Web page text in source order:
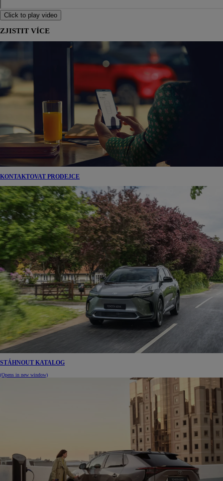
Click to play video
ZJISTIT VÍCE
KONTAKTOVAT PRODEJCE
STÁHNOUT KATALOG
(Opens in new window)